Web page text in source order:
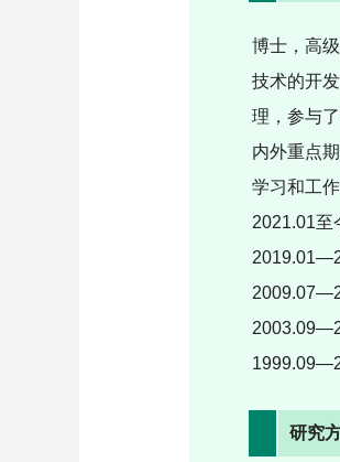
博士，高
技术的开
理，参与
内外重点
学习和工作
2021.01至
2019.01—
2009.07—
2003.09—
1999.09—
研究